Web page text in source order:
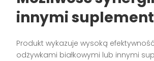
innymi
Produkt wykazuje wysoką
odżywkami białkowymi lub innymi